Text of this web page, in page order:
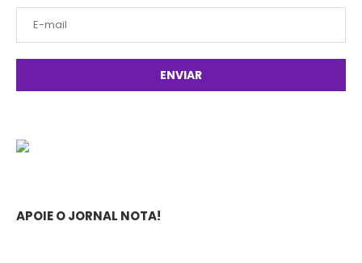
APOIE O JORNAL NOTA!